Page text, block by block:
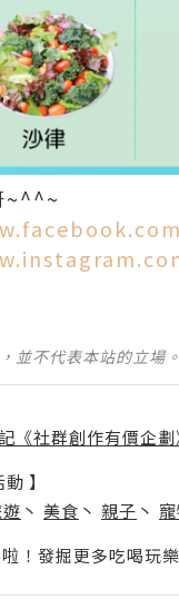
~^^~
並不代表本站的立場
《社群創作有價企劃
】
丶 美食 丶 親子 丶
！發掘更多吃喝玩樂